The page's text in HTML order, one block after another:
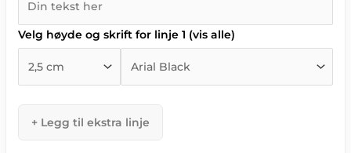
Velg høyde og skrift for linje 1 (vis alle)
+ Legg til ekstra linje